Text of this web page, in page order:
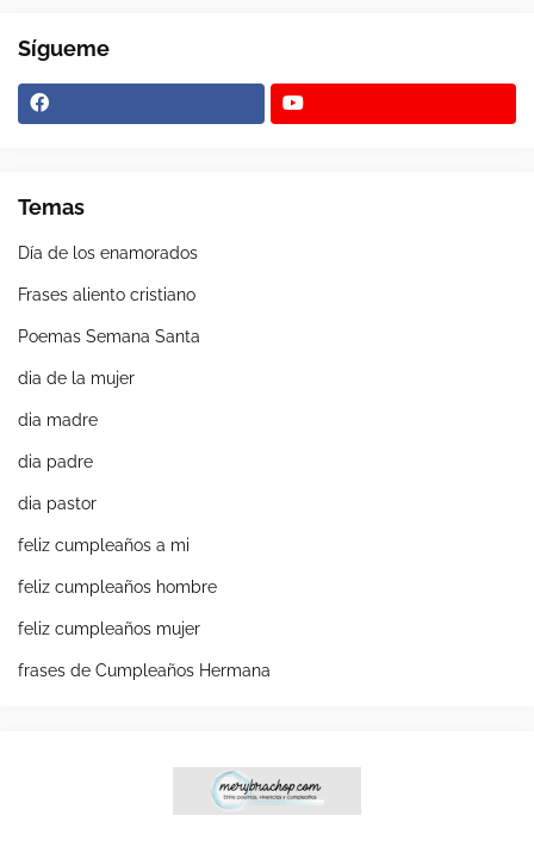
Sígueme
Temas
Día de los enamorados
Frases aliento cristiano
Poemas Semana Santa
dia de la mujer
dia madre
dia padre
dia pastor
feliz cumpleaños a mi
feliz cumpleaños hombre
feliz cumpleaños mujer
frases de Cumpleaños Hermana